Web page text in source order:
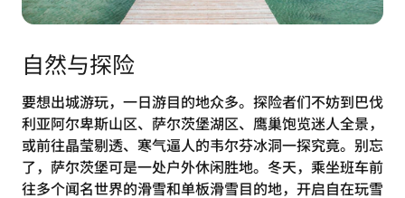
自然与探险
要想出城游玩，一日游目的地众多。探险者们不妨到巴伐
利亚阿尔卑斯山区、萨尔茨堡湖区、鹰巢饱览迷人全景，
或前往晶莹剔透、寒气逼人的韦尔芬冰洞一探究竟。别忘
了，萨尔茨堡可是一处户外休闲胜地。冬天，乘坐班车前
往多个闻名世界的滑雪和单板滑雪目的地，开启自在玩雪